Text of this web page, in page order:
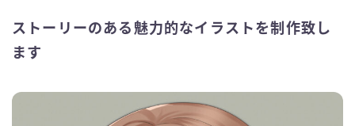
ストーリーのある魅力的なイラストを制作致し
ます